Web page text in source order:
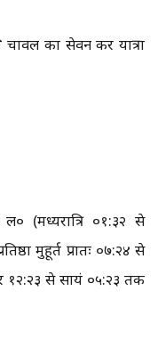
चावल का सेवन कर यात्रा
(मध्यरात्रि ०१:३२ से
मुहूर्त प्रातः ०७:२४ से
१२:२३ से सायं ०५:२३ तक